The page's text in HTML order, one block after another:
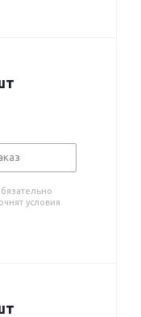
условия